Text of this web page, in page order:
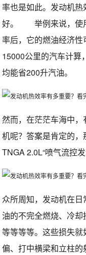
率也是如此。发动机
好。 举例来说，使
率后，它的燃油经济
15000公里的汽车计算
均能省200升汽油。
然而，在茫茫车海中
机呢？答案是肯定的
TNGA 2.0L“喷气流控
众所周知，发动机在
油的不完全燃烧、冷
等等等等。这些损失
偏、打中横梁和立柱的